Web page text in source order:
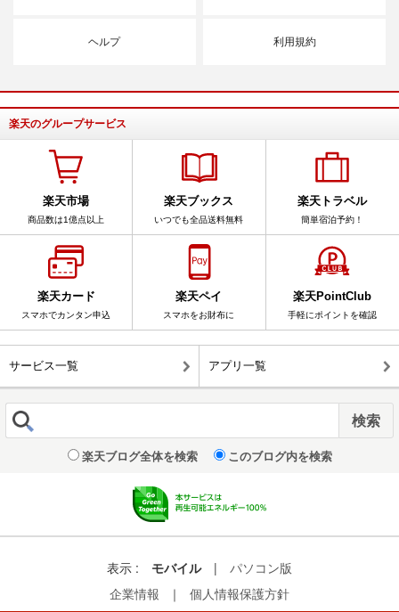
ヘルプ 利用規約
楽天のグループサービス
楽天市場
商品数は1億点以上
楽天ブックス
いつでも全品送料無料
楽天トラベル
簡単宿泊予約！
楽天カード
スマホでカンタン申込
楽天ペイ
スマホをお財布に
楽天PointClub
手軽にポイントを確認
サービス一覧 アプリ一覧
楽天ブログ全体を検索 このブログ内を検索
表示 : モバイル |
パソコン版
企業情報
｜ 個人情報保護方針